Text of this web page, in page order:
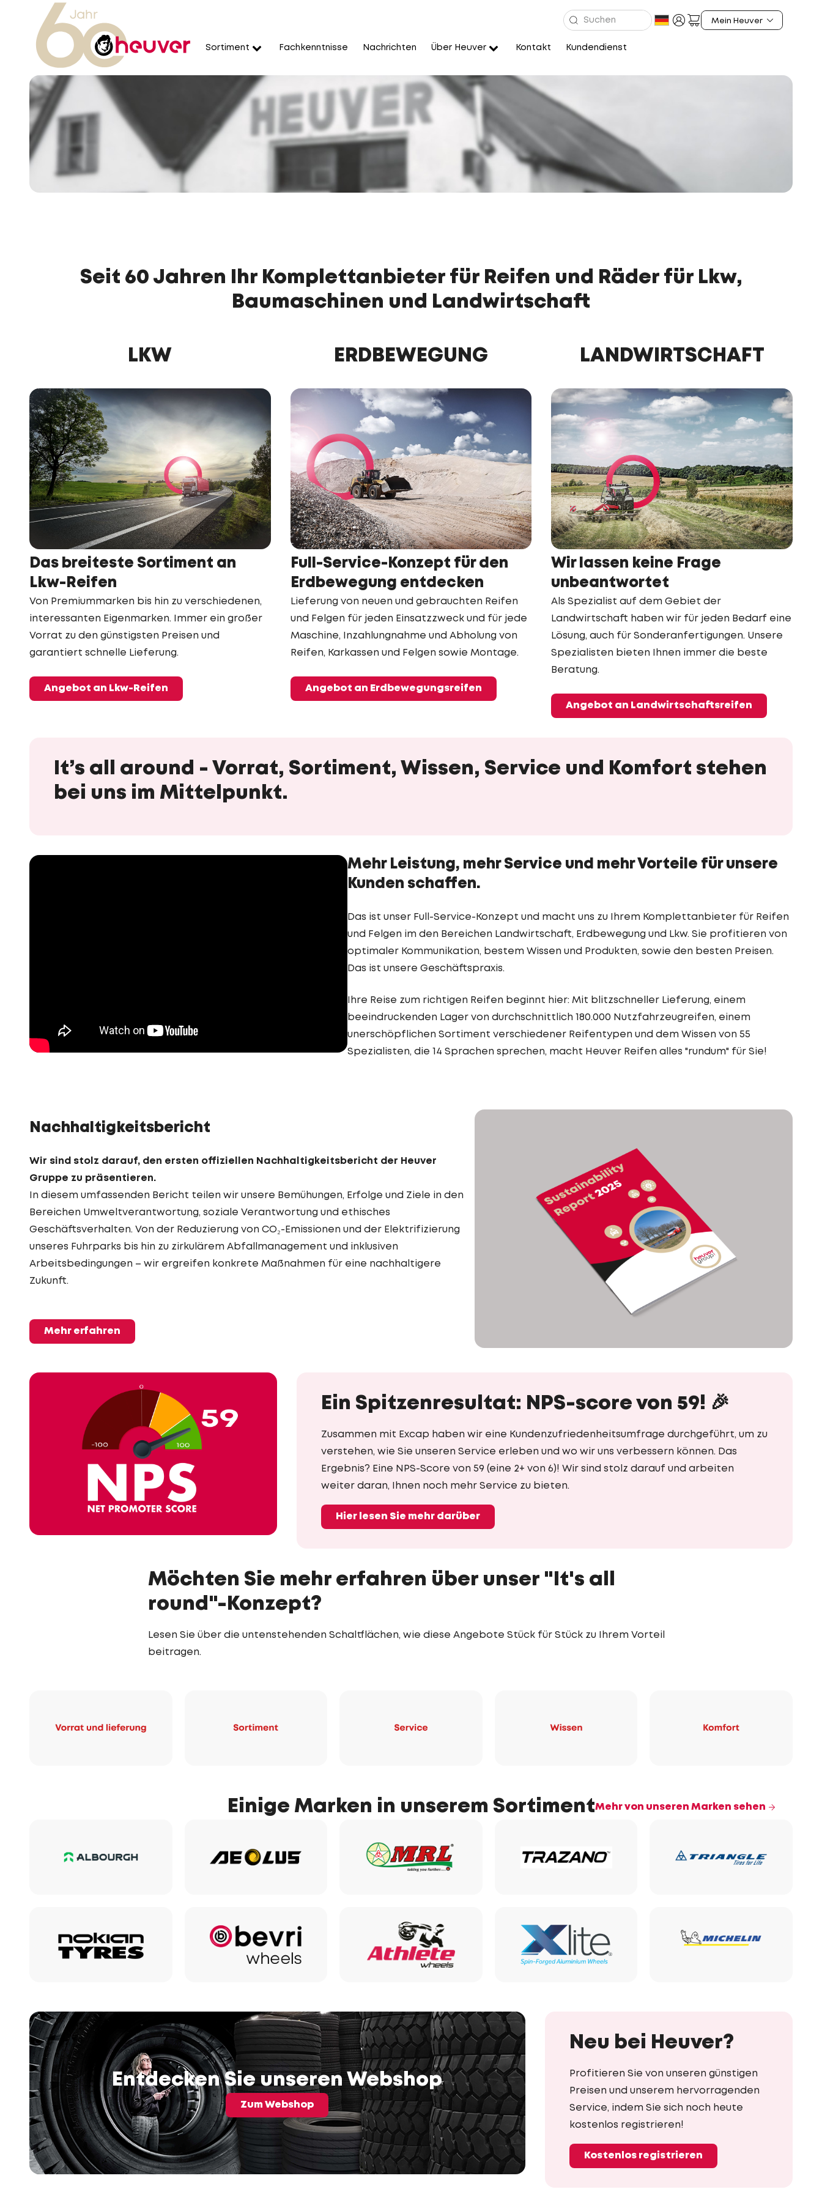
Sortiment Fachkenntnisse Nachrichten Über Heuver Kontakt Kundendienst
Seit 60 Jahren Ihr Komplettanbieter für Reifen und Räder für Lkw,
Baumaschinen und Landwirtschaft
LKW ERDBEWEGUNG LANDWIRTSCHAFT
Das breiteste Sortiment an
Lkw-Reifen
Von Premiummarken bis hin zu verschiedenen,
interessanten Eigenmarken. Immer ein großer
Vorrat zu den günstigsten Preisen und
garantiert schnelle Lieferung.
Angebot an Lkw-Reifen
Full-Service-Konzept für den
Erdbewegung entdecken
Lieferung von neuen und gebrauchten Reifen
und Felgen für jeden Einsatzzweck und für jede
Maschine, Inzahlungnahme und Abholung von
Reifen, Karkassen und Felgen sowie Montage.
Angebot an Erdbewegungsreifen
Wir lassen keine Frage
unbeantwortet
Als Spezialist auf dem Gebiet der
Landwirtschaft haben wir für jeden Bedarf eine
Lösung, auch für Sonderanfertigungen. Unsere
Spezialisten bieten Ihnen immer die beste
Beratung.
Angebot an Landwirtschaftsreifen
It’s all around - Vorrat, Sortiment, Wissen, Service und Komfort stehen
bei uns im Mittelpunkt.
Mehr Leistung, mehr Service und mehr Vorteile für unsere
Kunden schaffen.
Das ist unser Full-Service-Konzept und macht uns zu Ihrem Komplettanbieter für Reifen
und Felgen im den Bereichen Landwirtschaft, Erdbewegung und Lkw. Sie profitieren von
optimaler Kommunikation, bestem Wissen und Produkten, sowie den besten Preisen.
Das ist unsere Geschäftspraxis.
Ihre Reise zum richtigen Reifen beginnt hier: Mit blitzschneller Lieferung, einem
beeindruckenden Lager von durchschnittlich 180.000 Nutzfahrzeugreifen, einem
unerschöpflichen Sortiment verschiedener Reifentypen und dem Wissen von 55
Spezialisten, die 14 Sprachen sprechen, macht Heuver Reifen alles "rundum" für Sie!
Nachhaltigkeitsbericht
Wir sind stolz darauf, den ersten offiziellen Nachhaltigkeitsbericht der Heuver
Gruppe zu präsentieren.
In diesem umfassenden Bericht teilen wir unsere Bemühungen, Erfolge und Ziele in den
Bereichen Umweltverantwortung, soziale Verantwortung und ethisches
Geschäftsverhalten. Von der Reduzierung von CO₂-Emissionen und der Elektrifizierung
unseres Fuhrparks bis hin zu zirkulärem Abfallmanagement und inklusiven
Arbeitsbedingungen – wir ergreifen konkrete Maßnahmen für eine nachhaltigere
Zukunft.
Mehr erfahren
Ein Spitzenresultat: NPS-score von 59! 🎉
Zusammen mit Excap haben wir eine Kundenzufriedenheitsumfrage durchgeführt, um zu
verstehen, wie Sie unseren Service erleben und wo wir uns verbessern können. Das
Ergebnis? Eine NPS-Score von 59 (eine 2+ von 6)! Wir sind stolz darauf und arbeiten
weiter daran, Ihnen noch mehr Service zu bieten.
Hier lesen Sie mehr darüber
Möchten Sie mehr erfahren über unser "It's all
round"-Konzept?
Lesen Sie über die untenstehenden Schaltflächen, wie diese Angebote Stück für Stück zu Ihrem Vorteil
beitragen.
Einige Marken in unserem SortimentMehr von unseren Marken sehen
Entdecken Sie unseren Webshop
Zum Webshop
Neu bei Heuver?
Profitieren Sie von unseren günstigen
Preisen und unserem hervorragenden
Service, indem Sie sich noch heute
kostenlos registrieren!
Kostenlos registrieren